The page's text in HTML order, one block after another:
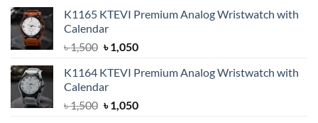
K1165 KTEVI Premium Analog Wristwatch with
Calendar
৳1,500 Original
was:
৳ 1,500.
৳1,050Current
is:
K1164 KTEVI Premium Analog Wristwatch with
Calendar
৳1,500 Original
৳1,050Current